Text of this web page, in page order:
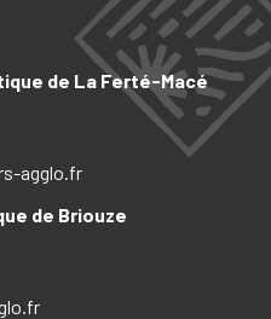
de La Ferté-Macé
agglo.fr
de Briouze